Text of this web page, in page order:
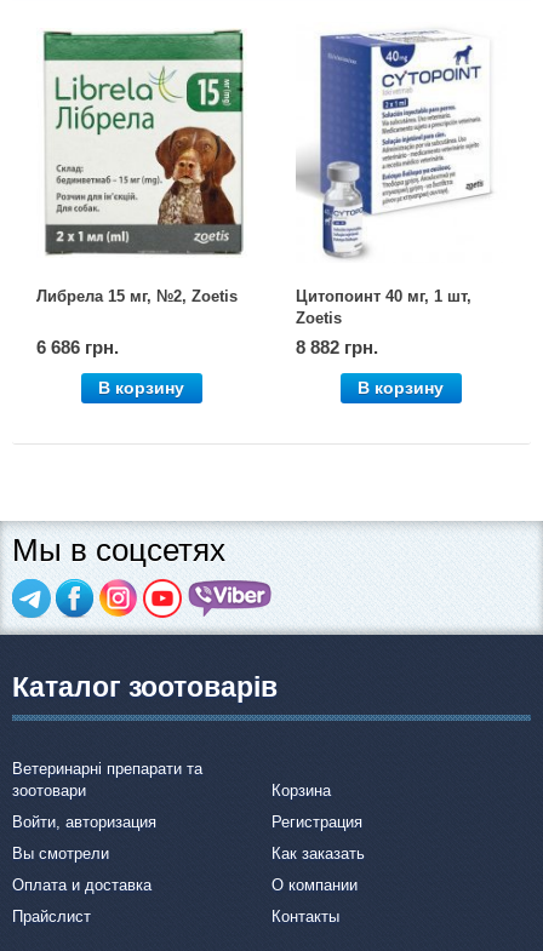
Либрела 15 мг, №2, Zoetis
6 686 грн.
В корзину
Цитопоинт 40 мг, 1 шт,
Zoetis
8 882 грн.
В корзину
Мы в соцсетях
Каталог зоотоварів
Ветеринарні препарати та
зоотовари
Корзина
Войти, авторизация
Регистрация
Вы смотрели
Как заказать
Оплата и доставка
О компании
Прайслист
Контакты